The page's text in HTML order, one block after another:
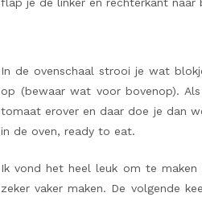
In de ovenschaal strooi je wat
op (bewaar wat voor bovenop).
tomaat erover en daar doe je dan
in de oven, ready to eat.
Ik vond het heel leuk om te maken
zeker vaker maken. De volgende